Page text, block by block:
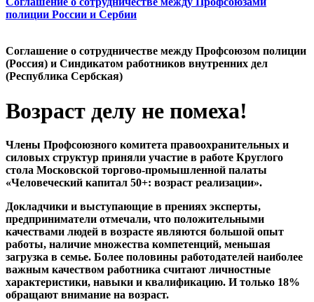
полиции России и Сербии
Cоглашение о сотрудничестве между Профсоюзом полиции
(Россия) и Синдикатом работников внутренних дел
(Республика Сербская)
Возраст делу не помеха!
Члены Профсоюзного комитета правоохранительных и
силовых структур приняли участие в работе Круглого
стола Московской торгово-промышленной палаты
«Человеческий капитал 50+: возраст реализации».
Докладчики и выступающие в прениях эксперты,
предприниматели отмечали, что положительными
качествами людей в возрасте являются большой опыт
работы, наличие множества компетенций, меньшая
загрузка в семье. Более половины работодателей наиболее
важным качеством работника считают личностные
характеристики, навыки и квалификацию. И только 18%
обращают внимание на возраст.